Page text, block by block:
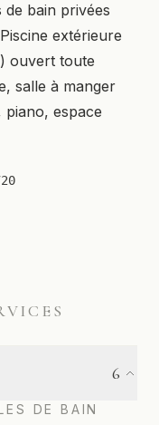
bain privées
extérieure
ouvert toute
salle à manger
espace
6
DE BAIN